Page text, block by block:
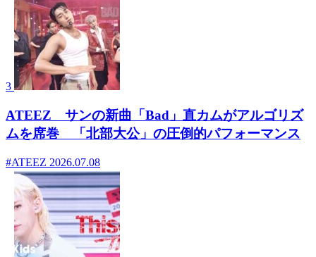
3
ATEEZ サンの新曲「Bad」直カムがアルゴリズ
ムを席巻 「北部大公」の圧倒的パフォーマンス
#ATEEZ 2026.07.08